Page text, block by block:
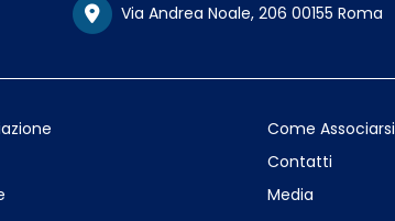
Via Andrea Noale, 206 00155 Roma
Come Associarsi
Contatti
Media